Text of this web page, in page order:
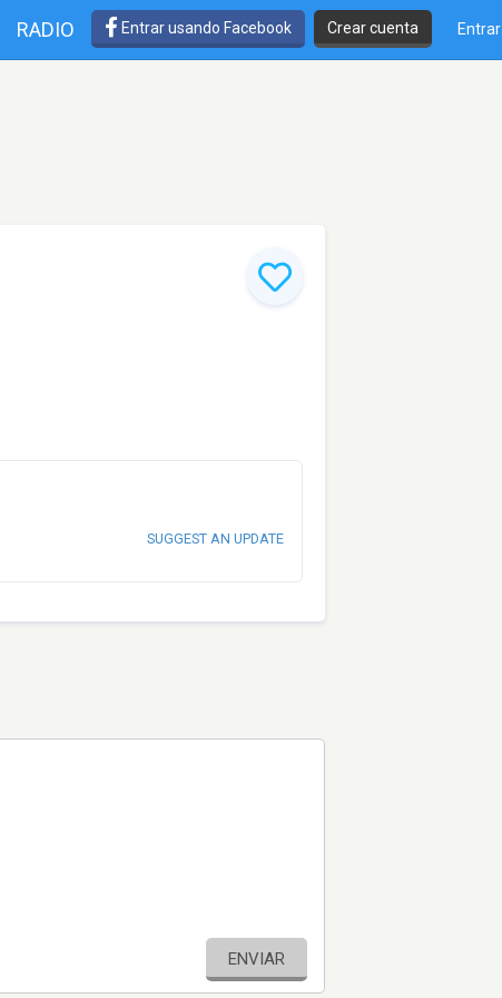
RADIO Entrar usando Facebook Crear cuenta Entrar
SUGGEST AN UPDATE
ENVIAR